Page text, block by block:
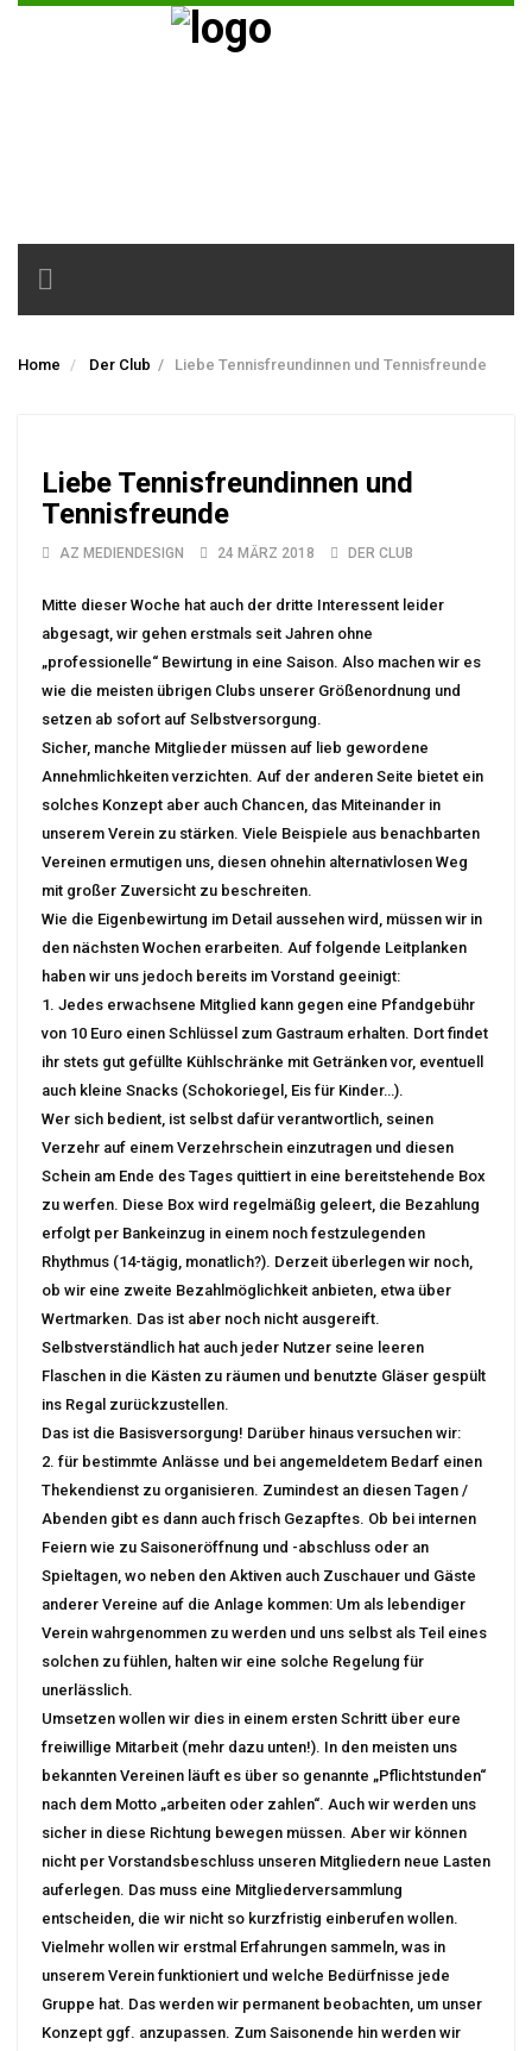
Toggle
navigation
Home Der Club / Liebe Tennisfreundinnen und Tennisfreunde
Liebe Tennisfreundinnen und
Tennisfreunde
AZ MEDIENDESIGN 24 MÄRZ 2018 DER CLUB
Mitte dieser Woche hat auch der dritte Interessent leider
abgesagt, wir gehen erstmals seit Jahren ohne
„professionelle“ Bewirtung in eine Saison. Also machen wir es
wie die meisten übrigen Clubs unserer Größenordnung und
setzen ab sofort auf Selbstversorgung.
Sicher, manche Mitglieder müssen auf lieb gewordene
Annehmlichkeiten verzichten. Auf der anderen Seite bietet ein
solches Konzept aber auch Chancen, das Miteinander in
unserem Verein zu stärken. Viele Beispiele aus benachbarten
Vereinen ermutigen uns, diesen ohnehin alternativlosen Weg
mit großer Zuversicht zu beschreiten.
Wie die Eigenbewirtung im Detail aussehen wird, müssen wir in
den nächsten Wochen erarbeiten. Auf folgende Leitplanken
haben wir uns jedoch bereits im Vorstand geeinigt:
1. Jedes erwachsene Mitglied kann gegen eine Pfandgebühr
von 10 Euro einen Schlüssel zum Gastraum erhalten. Dort findet
ihr stets gut gefüllte Kühlschränke mit Getränken vor, eventuell
auch kleine Snacks (Schokoriegel, Eis für Kinder…).
Wer sich bedient, ist selbst dafür verantwortlich, seinen
Verzehr auf einem Verzehrschein einzutragen und diesen
Schein am Ende des Tages quittiert in eine bereitstehende Box
zu werfen. Diese Box wird regelmäßig geleert, die Bezahlung
erfolgt per Bankeinzug in einem noch festzulegenden
Rhythmus (14-tägig, monatlich?). Derzeit überlegen wir noch,
ob wir eine zweite Bezahlmöglichkeit anbieten, etwa über
Wertmarken. Das ist aber noch nicht ausgereift.
Selbstverständlich hat auch jeder Nutzer seine leeren
Flaschen in die Kästen zu räumen und benutzte Gläser gespült
ins Regal zurückzustellen.
Das ist die Basisversorgung! Darüber hinaus versuchen wir:
2. für bestimmte Anlässe und bei angemeldetem Bedarf einen
Thekendienst zu organisieren. Zumindest an diesen Tagen /
Abenden gibt es dann auch frisch Gezapftes. Ob bei internen
Feiern wie zu Saisoneröffnung und -abschluss oder an
Spieltagen, wo neben den Aktiven auch Zuschauer und Gäste
anderer Vereine auf die Anlage kommen: Um als lebendiger
Verein wahrgenommen zu werden und uns selbst als Teil eines
solchen zu fühlen, halten wir eine solche Regelung für
unerlässlich.
Umsetzen wollen wir dies in einem ersten Schritt über eure
freiwillige Mitarbeit (mehr dazu unten!). In den meisten uns
bekannten Vereinen läuft es über so genannte „Pflichtstunden“
nach dem Motto „arbeiten oder zahlen“. Auch wir werden uns
sicher in diese Richtung bewegen müssen. Aber wir können
nicht per Vorstandsbeschluss unseren Mitgliedern neue Lasten
auferlegen. Das muss eine Mitgliederversammlung
entscheiden, die wir nicht so kurzfristig einberufen wollen.
Vielmehr wollen wir erstmal Erfahrungen sammeln, was in
unserem Verein funktioniert und welche Bedürfnisse jede
Gruppe hat. Das werden wir permanent beobachten, um unser
Konzept ggf. anzupassen. Zum Saisonende hin werden wir